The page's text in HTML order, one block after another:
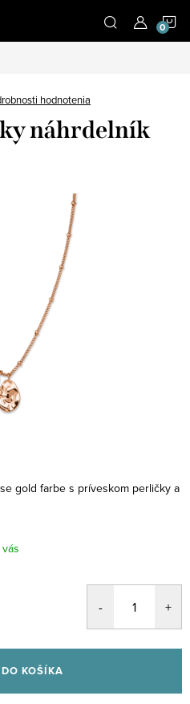
hodnotenia
náhrdelník
gold farbe s príveskom perličky a
KOŠÍKA